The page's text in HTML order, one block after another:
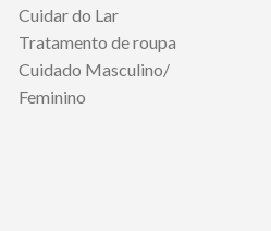
Cuidar do Lar
Tratamento de roupa
Cuidado Masculino/
Feminino